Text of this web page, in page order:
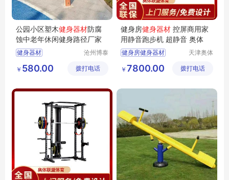
公园小区塑木健身器材防腐
蚀中老年休闲健身路径厂家
健身器材
户外健身路径
户外健身器材
沧州博泰
有限公司
￥ 580.00 拨打电话
健身房健身器材 控屏商用家
用静音跑步机 超静音 奥体
健身房健身器材
室内健身器材
运动健身器材
天津奥体
用品有限
￥ 7800.00 拨打电话